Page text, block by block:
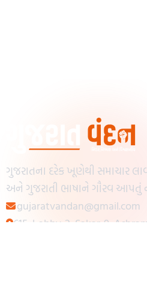
ગુજરાતના દરેક ખૂણેથી સમાચાર
અને ગુજરાતી ભાષાને ગૌરવ આપતું
gujaratvandan@gmail.com
615, Lobby-2, Sakar-9,